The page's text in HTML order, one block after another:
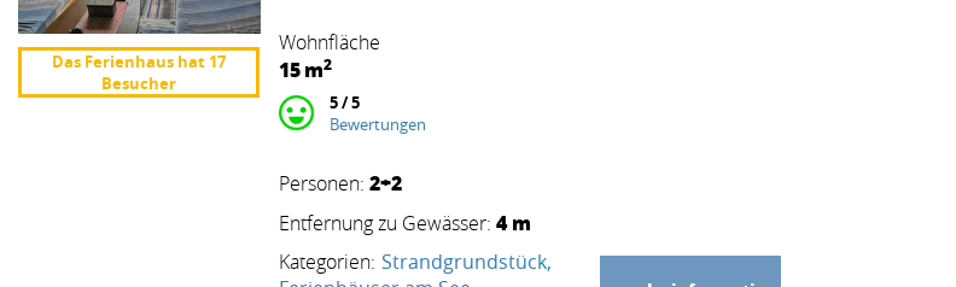
Das Ferienhaus hat 17
Besucher
Wohnfläche
15m2
5 / 5
Bewertungen
Personen: 2+2
Entfernung zu Gewässer: 4 m
Kategorien: Strandgrundstück